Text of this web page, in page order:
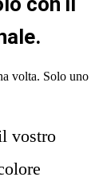
volta. Solo uno
vostro